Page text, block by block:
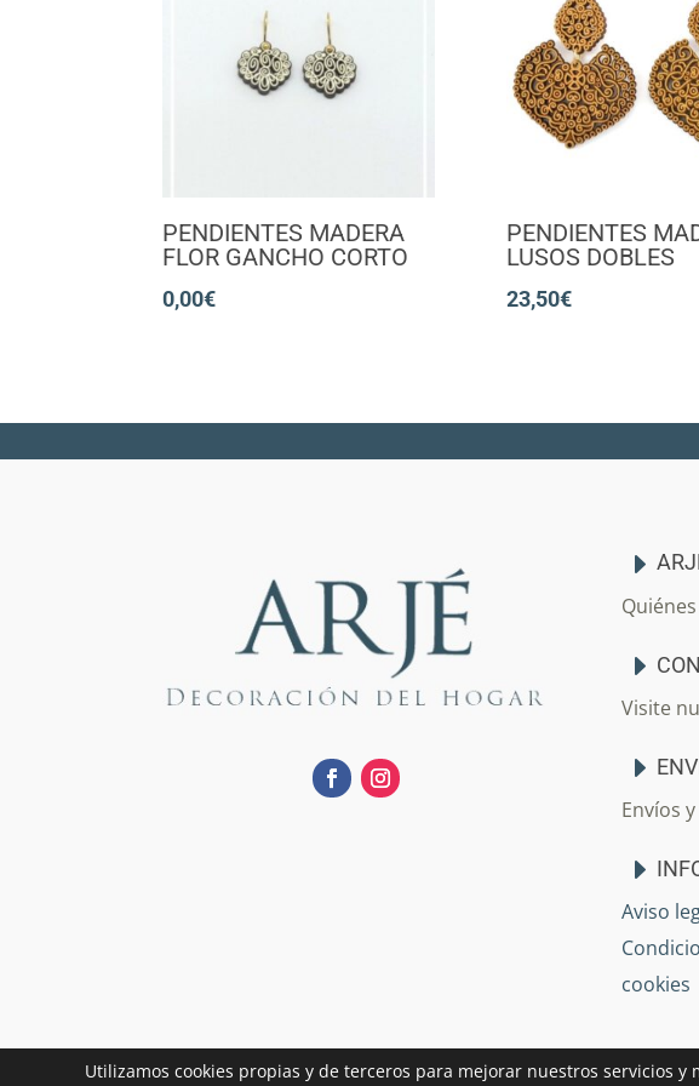
PENDIENTES MADERA
FLOR GANCHO CORTO
0,00€
PENDIENTES
LUSOS DOBLES
23,50€
Visite
Envíos
Aviso
cookies
Utilizamos cookies propias y de terceros para mejorar nuestros servicios